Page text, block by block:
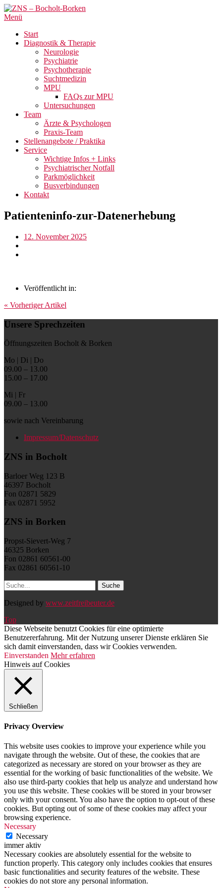
Menü
Start
Diagnostik & Therapie
Neurologie
Psychiatrie
Psychotherapie
Suchtmedizin
MPU
FAQs zur MPU
Untersuchungen
Team
Ärzte & Psychologen
Praxis-Team
Stellenangebote / Praktika
Service
Wichtige Infos + Links
Psychiatrischer Notfall
Parkmöglichkeit
Busverbindungen
Kontakt
Patienteninfo-zur-Datenerhebung
12. November 2025
Veröffentlicht in:
« Vorheriger Artikel
Unsere Sprechzeiten
Öffnungszeiten Bocholt & Borken
Mo | Di | Do
09.00 – 13.00
15.00 – 17.00
Mi | Fr
09.00 – 13.00
sowie nach Vereinbarung
Impressum/Datenschutz
ZNS in Bocholt
Barloer Weg 123 B
46397 Bocholt
Fon 02871 5829
Fax 02871 5952
ZNS in Borken
Propst-Sievert-Weg 7
46325 Borken
Fon 02861 60561-00
Fax 02861 60561-10
Designed by www.zeitfreibeuter.de
Top
Diese Webseite benutzt Cookies für eine optimierte
Benutzererfahrung. Mit der Nutzung unserer Dienste erklären Sie
sich damit einverstanden, dass wir Cookies verwenden.
Einverstanden Mehr erfahren
Hinweis auf Cookies
Schließen
Privacy Overview
This website uses cookies to improve your experience while you
navigate through the website. Out of these, the cookies that are
categorized as necessary are stored on your browser as they are
essential for the working of basic functionalities of the website. We
also use third-party cookies that help us analyze and understand how
you use this website. These cookies will be stored in your browser
only with your consent. You also have the option to opt-out of these
cookies. But opting out of some of these cookies may affect your
browsing experience.
Necessary
Necessary
immer aktiv
Necessary cookies are absolutely essential for the website to
function properly. This category only includes cookies that ensures
basic functionalities and security features of the website. These
cookies do not store any personal information.